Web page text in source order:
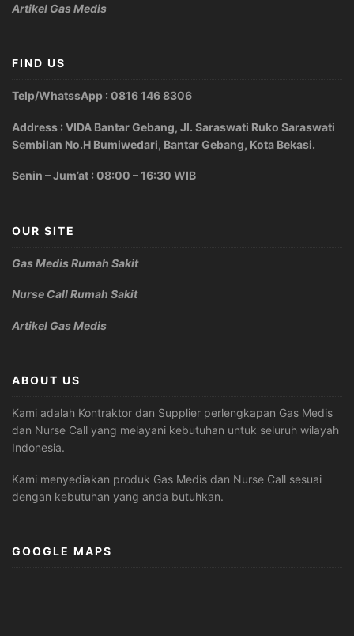
Artikel Gas Medis
FIND US
Telp/WhatssApp : 0816 146 8306
Address : VIDA Bantar Gebang, Jl. Saraswati Ruko Saraswati
Sembilan No.H Bumiwedari, Bantar Gebang, Kota Bekasi.
Senin – Jum’at : 08:00 – 16:30 WIB
OUR SITE
Gas Medis Rumah Sakit
Nurse Call Rumah Sakit
Artikel Gas Medis
ABOUT US
Kami adalah Kontraktor dan Supplier perlengkapan Gas Medis
dan Nurse Call yang melayani kebutuhan untuk seluruh wilayah
Indonesia.
Kami menyediakan produk Gas Medis dan Nurse Call sesuai
dengan kebutuhan yang anda butuhkan.
GOOGLE MAPS